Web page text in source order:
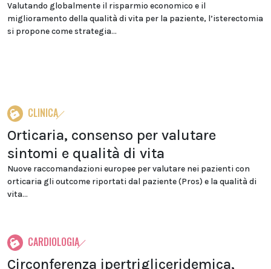
Valutando globalmente il risparmio economico e il
miglioramento della qualità di vita per la paziente, l’isterectomia
si propone come strategia...
CLINICA
Orticaria, consenso per valutare
sintomi e qualità di vita
Nuove raccomandazioni europee per valutare nei pazienti con
orticaria gli outcome riportati dal paziente (Pros) e la qualità di
vita...
CARDIOLOGIA
Circonferenza ipertrigliceridemica,